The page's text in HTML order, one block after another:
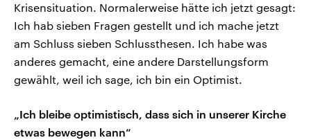
Krisensituation. Normalerweise hätte ich jetzt gesagt:
Ich hab sieben Fragen gestellt und ich mache jetzt
am Schluss sieben Schlussthesen. Ich habe was
anderes gemacht, eine andere Darstellungsform
gewählt, weil ich sage, ich bin ein Optimist.
„Ich bleibe optimistisch, dass sich in unserer Kirche
etwas bewegen kann“